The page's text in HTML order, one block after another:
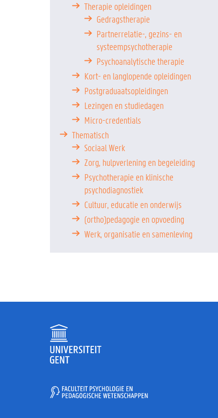
Therapie opleidingen
Gedragstherapie
Partnerrelatie-, gezins- en
systeempsychotherapie
Psychoanalytische therapie
Kort- en langlopende opleidingen
Postgraduaatsopleidingen
Lezingen en studiedagen
Micro-credentials
Thematisch
Sociaal Werk
Zorg, hulpverlening en begeleiding
Psychotherapie en klinische
psychodiagnostiek
Cultuur, educatie en onderwijs
(ortho)pedagogie en opvoeding
Werk, organisatie en samenleving